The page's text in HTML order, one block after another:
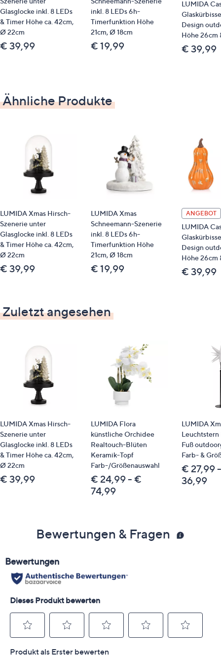
GTIN: 4019967160555
Bitte beachten
Dieser Artikel ist nicht an einen Paketshop, eine
Glasglocke inkl. 8 LEDs
& Timer Höhe ca. 42cm,
Ø 22cm
€ 39,99
inkl. 8 LEDs 6h-
Timerfunktion Höhe
21cm, Ø 18cm
€ 19,99
LUMIDA
Design
Höhe 26cm
€ 39,99
Ähnliche Produkte
LUMIDA Xmas Hirsch-
Szenerie unter
Glasglocke inkl. 8 LEDs
& Timer Höhe ca. 42cm,
Ø 22cm
€ 39,99
LUMIDA Xmas
Schneemann-Szenerie
inkl. 8 LEDs 6h-
Timerfunktion Höhe
21cm, Ø 18cm
€ 19,99
ANGEBOT
LUMIDA
Design
Höhe 26cm
€ 39,99
Zuletzt angesehen
LUMIDA Xmas Hirsch-
Szenerie unter
Glasglocke inkl. 8 LEDs
& Timer Höhe ca. 42cm,
Ø 22cm
€ 39,99
LUMIDA Flora
künstliche Orchidee
Realtouch-Blüten
Keramik-Topf
Farb-/Größenauswahl
€ 24,99 - €
74,99
LUMIDA
Fuß
Farb- &
€ 27,99
36,99
Bewertungen & Fragen